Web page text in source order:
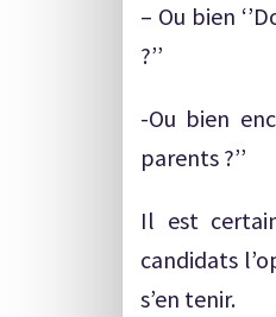
– Ou bien
?’’
-Ou bien
parents ?’’
Il est
candidats
s’en tenir.